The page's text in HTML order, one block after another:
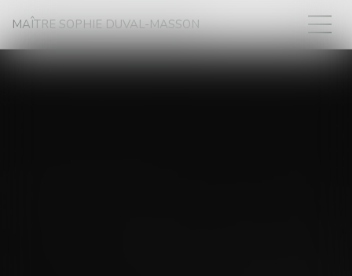
MAÎTRE SOPHIE DUVAL-MASSON